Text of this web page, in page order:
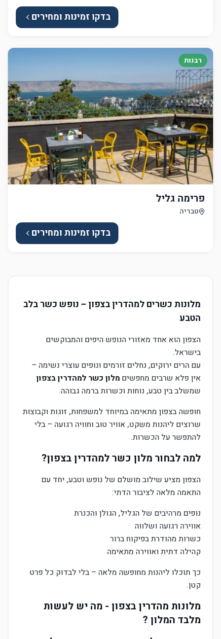
בדקו זמינות ומחירים
רבנות
פרימה גליל
טבריה
בדקו זמינות ומחירים
מלונות כשרים למהדרין בצפון – נופש כשר בלב
הטבע
הצפון הוא אחד מאזורי הנופש היפים והמבוקשים
בישראל.
עם הרים ירוקים, נחלים זורמים ונופים עוצרי נשימה –
אין פלא שרבים מחפשים מלון כשר למהדרין בצפון
שמשלב בין טבע, נוחות וכשרות ברמה גבוהה.
חופשה בצפון מתאימה במיוחד למשפחות, זוגות וקבוצות
שרוצים ליהנות משקט, אוויר טוב וחוויה רגועה – בלי
להתפשר על הכשרות.
למה לבחור מלון כשר למהדרין בצפון?
הצפון מציע שילוב מושלם של נופש וטבע, יחד עם
התאמה מלאה לציבור הדתי:
נופים מרהיבים של הגליל, הגולן והכנרת
אווירה רגועה ושלווה
כשרות מהודרת בפיקוח ברור
קהילה דתית ואווירה מתאימה
כך תוכלו ליהנות מחופשה מלאה – בלי לבדוק כל פרט
קטן.
מלונות מהדרין בצפון - מה יש לעשות
מלבד המלון ?